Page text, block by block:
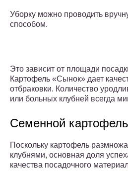
Уборку можно проводить
способом.
Это зависит от площади
Картофель «Сынок» дает
отбраковки. Количество
или больных клубней всегда
Семенной
Поскольку картофель
клубнями, основная доля
качества посадочного